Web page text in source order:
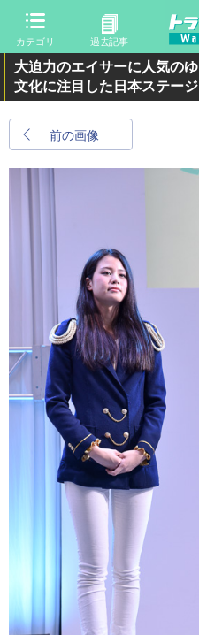
カテゴリ 過去記事
大迫力のエイサーに人気の
文化に注目した日本ステージ
前の画像